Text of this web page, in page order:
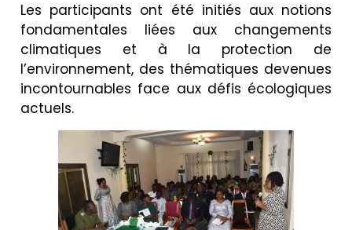
Les participants ont été initiés aux notions
fondamentales liées aux changements
climatiques et à la protection de
l’environnement, des thématiques devenues
incontournables face aux défis écologiques
actuels.